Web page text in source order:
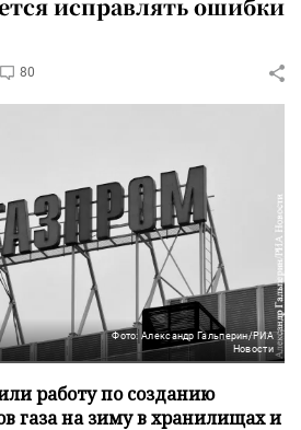
исправлять ошибки
80
Фото: Александр Гальперин/РИА
Новости
работу по созданию
газа на зиму в хранилищах и